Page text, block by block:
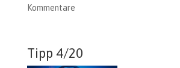
Kommentare
Tipp 4/20